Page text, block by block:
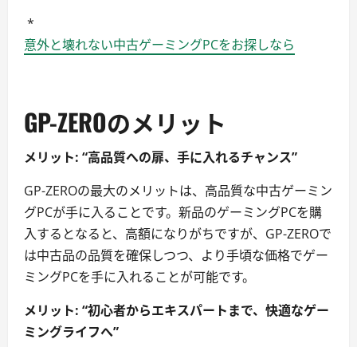
*
意外と壊れない中古ゲーミングPCをお探しなら
GP-ZEROのメリット
メリット: “高品質への扉、手に入れるチャンス”
GP-ZEROの最大のメリットは、高品質な中古ゲーミン
グPCが手に入ることです。新品のゲーミングPCを購
入するとなると、高額になりがちですが、GP-ZEROで
は中古品の品質を確保しつつ、より手頃な価格でゲー
ミングPCを手に入れることが可能です。
メリット: “初心者からエキスパートまで、快適なゲー
ミングライフへ”